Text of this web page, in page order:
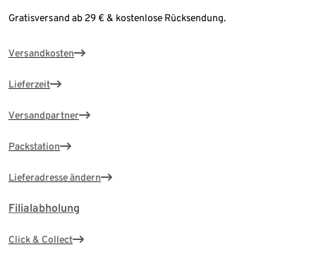
Gratisversand ab 29 € & kostenlose Rücksendung.
Versandkosten
Lieferzeit
Versandpartner
Packstation
Lieferadresse ändern
Filialabholung
Click & Collect